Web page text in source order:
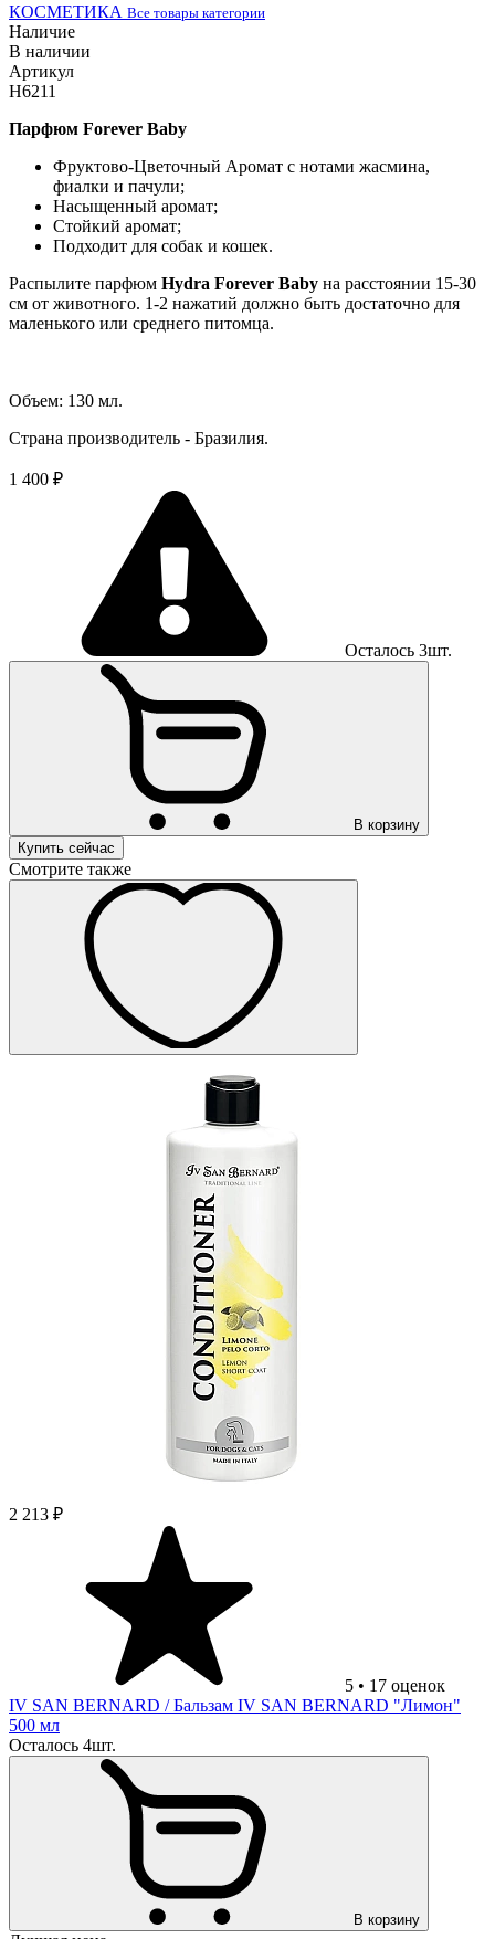
КОСМЕТИКА Все товары категории
Наличие
В наличии
Артикул
H6211
Парфюм Forever Baby
Фруктово-Цветочный Аромат с нотами жасмина,
фиалки и пачули;
Насыщенный аромат;
Стойкий аромат;
Подходит для собак и кошек.
Распылите парфюм Hydra Forever Baby на расстоянии 15-30
см от животного. 1-2 нажатий должно быть достаточно для
маленького или среднего питомца.
Объем: 130 мл.
Страна производитель - Бразилия.
1 400 ₽
Осталось 3шт.
В корзину
Купить сейчас
Смотрите также
2 213 ₽
5 • 17 оценок
IV SAN BERNARD / Бальзам IV SAN BERNARD "Лимон"
500 мл
Осталось 4шт.
В корзину